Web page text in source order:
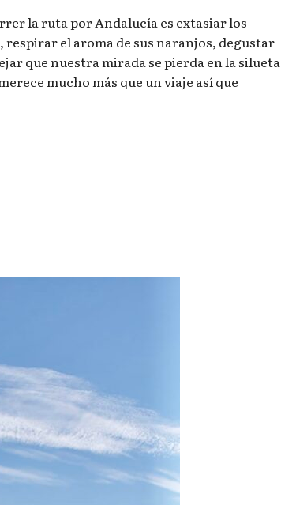
la ruta por Andalucía es extasiar los
respirar el aroma de sus naranjos, degustar
que nuestra mirada se pierda en la silueta
mucho más que un viaje así que